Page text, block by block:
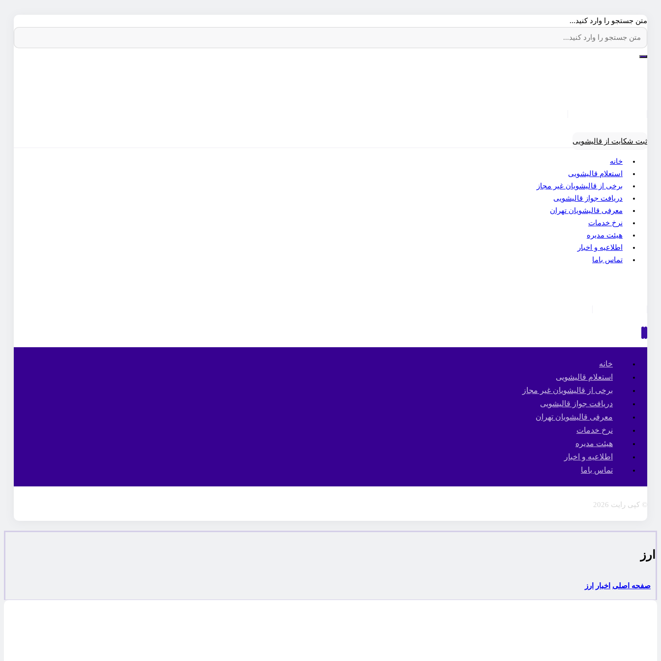
متن جستجو را وارد کنید...
ثبت شکایت از قالیشویی
خانه
استعلام قالیشویی
برخی از قالیشویان غیر مجاز
دریافت جواز قالیشویی
معرفی قالیشویان تهران
نرخ خدمات
هیئت مدیره
اطلاعیه و اخبار
تماس باما
خانه
استعلام قالیشویی
برخی از قالیشویان غیر مجاز
دریافت جواز قالیشویی
معرفی قالیشویان تهران
نرخ خدمات
هیئت مدیره
اطلاعیه و اخبار
تماس باما
© کپی رایت 2026
ارز
صفحه اصلی اخبار ارز